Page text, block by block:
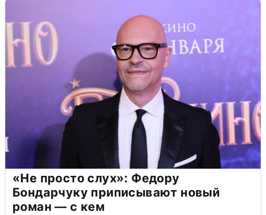
«Не просто слух»: Федору
Бондарчуку приписывают новый
роман — с кем